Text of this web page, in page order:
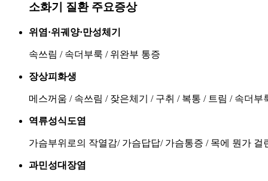
소화기 질환 주요증상
위염·위궤양·만성체기
속쓰림 / 속더부룩 / 위완부 통증
장상피화생
메스꺼움 / 속쓰림 / 잦은체기 / 구취 / 복통 / 트림 / 속더부
역류성식도염
가슴부위로의 작열감/ 가슴답답/ 가슴통증 / 목에 뭔가 걸
과민성대장염